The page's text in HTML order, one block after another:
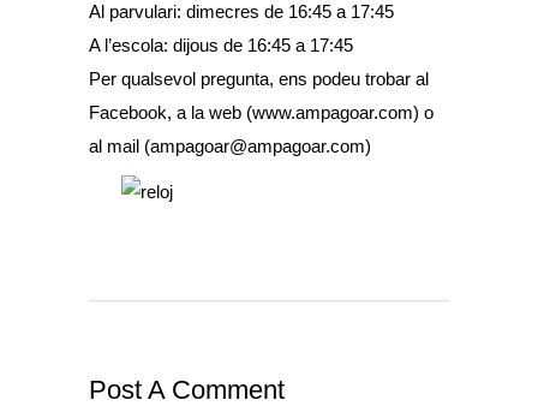
Al parvulari: dimecres de 16:45 a 17:45
A l’escola: dijous de 16:45 a 17:45
Per qualsevol pregunta, ens podeu trobar al
Facebook, a la web (www.ampagoar.com) o
al mail (ampagoar@ampagoar.com)
Post A Comment